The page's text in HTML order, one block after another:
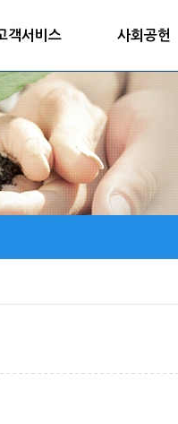
객서비스 사회공헌